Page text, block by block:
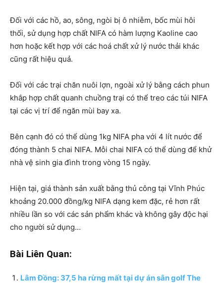
Đối với các hồ, ao, sông, ngòi bị ô nhiễm, bốc mùi hôi
thối, sử dụng hợp chất NIFA có hàm lượng Kaoline cao
hơn hoặc kết hợp với các hoá chất xử lý nước thải khác
cũng rất hiệu quả.
Đối với các trại chăn nuôi lợn, ngoài xử lý bằng cách phun
khắp hợp chất quanh chuồng trại có thể treo các túi NIFA
tại các vị trí để ngăn mùi bay xa.
Bên cạnh đó có thể dùng 1kg NIFA pha với 4 lít nước để
đóng thành 5 chai NIFA. Mỗi chai NIFA có thể dùng để khử
nhà vệ sinh gia đình trong vòng 15 ngày.
Hiện tại, giá thành sản xuất bằng thủ công tại Vĩnh Phúc
khoảng 20.000 đồng/kg NIFA dạng kem đặc, rẻ hơn rất
nhiều lần so với các sản phẩm khác và không gây độc hại
cho người sử dụng…
Bài Liên Quan:
Lâm Đồng: 37,5 ha rừng mất tại dự án sân golf The